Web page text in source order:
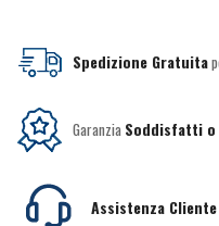
Spedizione Gratuita
Garanzia Soddisfatti
Assistenza Cliente